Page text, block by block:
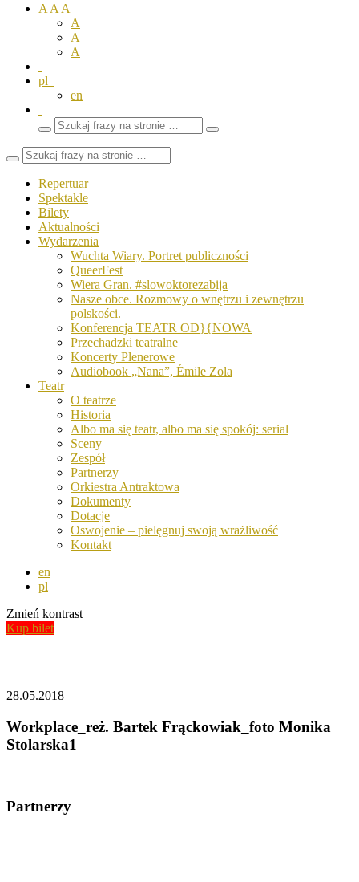
A A A
A
A
A
pl
en
Wyszukaj
frazy
Zamknij
Repertuar
Spektakle
Bilety
Aktualności
Wydarzenia
Wuchta Wiary. Portret publiczności
QueerFest
Wiera Gran. #slowoktorezabija
Nasze obce. Rozmowy o wnętrzu i zewnętrzu
polskości.
Konferencja TEATR OD}{NOWA
Przechadzki teatralne
Koncerty Plenerowe
Audiobook „Nana”, Émile Zola
Teatr
O teatrze
Historia
Albo ma się teatr, albo ma się spokój: serial
Sceny
Zespół
Partnerzy
Orkiestra Antraktowa
Dokumenty
Dotacje
Oswojenie – pielęgnuj swoją wrażliwość
Kontakt
en
pl
Zmień kontrast
Kup bilet
28.05.2018
Workplace_reż. Bartek Frąckowiak_foto Monika
Stolarska1
Partnerzy